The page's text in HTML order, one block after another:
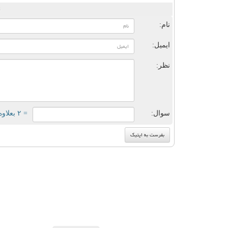
نام:
ایمیل:
نظر:
سوال: = ۲ بعلاوه ۴